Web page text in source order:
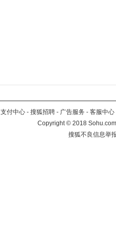
支付中心 - 搜狐招聘 - 广告服务 - 客服中心
Copyright©2018
搜狐不良信息举